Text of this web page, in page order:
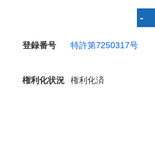
登録番号
特許第7250317号
権利化状況
権利化済